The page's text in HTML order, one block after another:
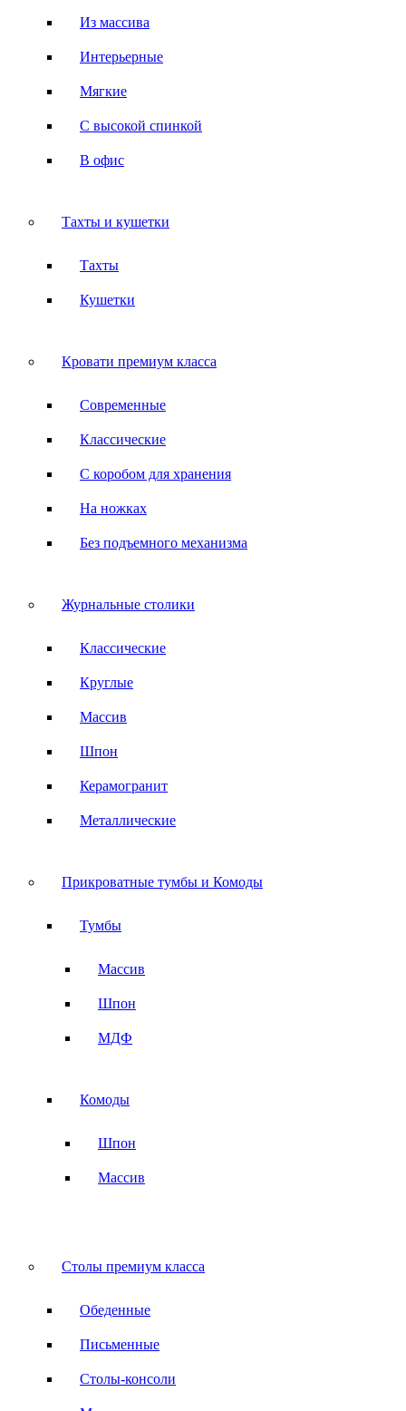
Из массива
Интерьерные
Мягкие
С высокой спинкой
В офис
Тахты и кушетки
Тахты
Кушетки
Кровати премиум класса
Современные
Классические
С коробом для хранения
На ножках
Без подъемного механизма
Журнальные столики
Классические
Круглые
Массив
Шпон
Керамогранит
Металлические
Прикроватные тумбы и Комоды
Тумбы
Массив
Шпон
МДФ
Комоды
Шпон
Массив
Столы премиум класса
Обеденные
Письменные
Столы-консоли